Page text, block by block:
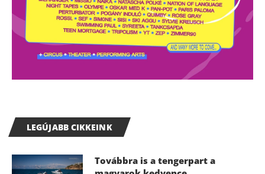
LEGÚJABB CIKKEINK
Továbbra is a tengerpart a